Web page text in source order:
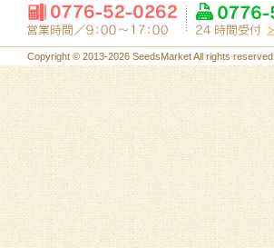
Copyright © 2013-2026 SeedsMarket All rights reserved.